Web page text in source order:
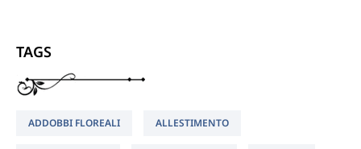
TAGS
ADDOBBI FLOREALI ALLESTIMENTO